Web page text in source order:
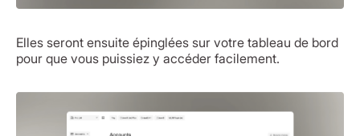
Elles seront ensuite épinglées sur votre tableau de bord
pour que vous puissiez y accéder facilement.